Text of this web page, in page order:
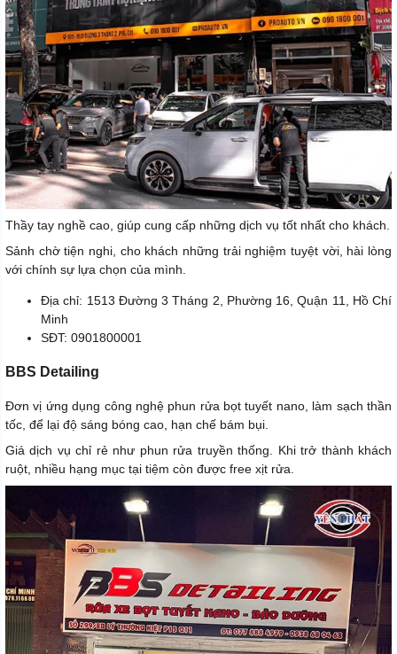
Thầy tay nghề cao, giúp cung cấp những dịch vụ tốt nhất cho khách.
Sảnh chờ tiện nghi, cho khách những trải nghiệm tuyệt vời, hài lòng
với chính sự lựa chọn của mình.
Địa chỉ: 1513 Đường 3 Tháng 2, Phường 16, Quận 11, Hồ Chí
Minh
SĐT: 0901800001
BBS Detailing
Đơn vị ứng dụng công nghệ phun rửa bọt tuyết nano, làm sạch thần
tốc, để lại độ sáng bóng cao, hạn chế bám bụi.
Giá dịch vụ chỉ rẻ như phun rửa truyền thống. Khi trở thành khách
ruột, nhiều hạng mục tại tiệm còn được free xịt rửa.